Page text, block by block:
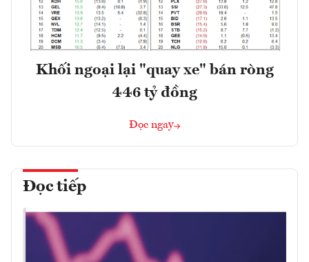
Khối ngoại lại "quay xe" bán ròng
446 tỷ đồng
Đọc ngay
Đọc tiếp